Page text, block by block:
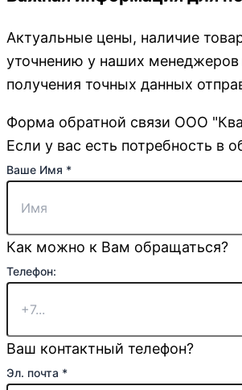
Актуальные цены, наличие
уточнению у наших менеджеров
получения точных данных
Форма обратной связи ООО
Если у вас есть потребность в
почта
сообщение
Ваше Имя *
Как можно к Вам обращаться?
Телефон:
Ваш контактный телефон?
Эл. почта *